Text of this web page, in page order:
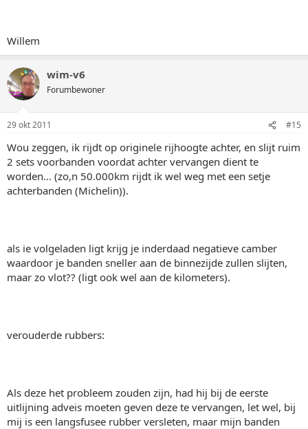
Willem
wim-v6
Forumbewoner
29 okt 2011 #15
Wou zeggen, ik rijdt op originele rijhoogte achter, en slijt ruim
2 sets voorbanden voordat achter vervangen dient te
worden... (zo,n 50.000km rijdt ik wel weg met een setje
achterbanden (Michelin)).
als ie volgeladen ligt krijg je inderdaad negatieve camber
waardoor je banden sneller aan de binnezijde zullen slijten,
maar zo vlot?? (ligt ook wel aan de kilometers).
verouderde rubbers:
Als deze het probleem zouden zijn, had hij bij de eerste
uitlijning adveis moeten geven deze te vervangen, let wel, bij
mij is een langsfusee rubber versleten, maar mijn banden